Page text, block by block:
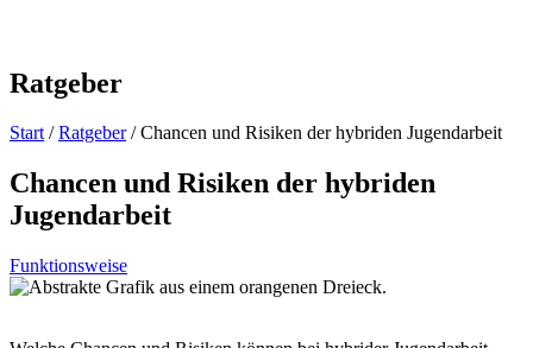
Ratgeber
Start/Ratgeber/ Chancen und Risiken der hybriden Jugendarbeit
Chancen und Risiken der hybriden
Jugendarbeit
Funktionsweise